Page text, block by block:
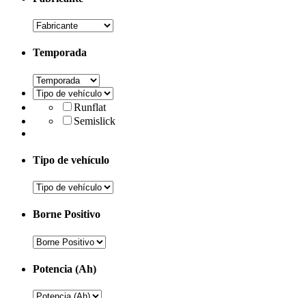
Temporada
Runflat
Semislick
Tipo de vehículo
Borne Positivo
Potencia (Ah)